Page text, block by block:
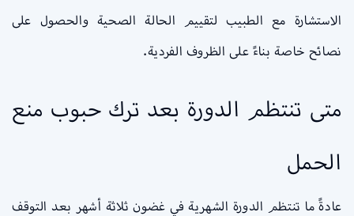
الاستشارة مع الطبيب لتقييم الحالة الصحية والحصول على
نصائح خاصة بناءً على الظروف الفردية.
متى تنتظم الدورة بعد ترك حبوب منع
الحمل
عادةً ما تنتظم الدورة الشهرية في غضون ثلاثة أشهر بعد التوقف